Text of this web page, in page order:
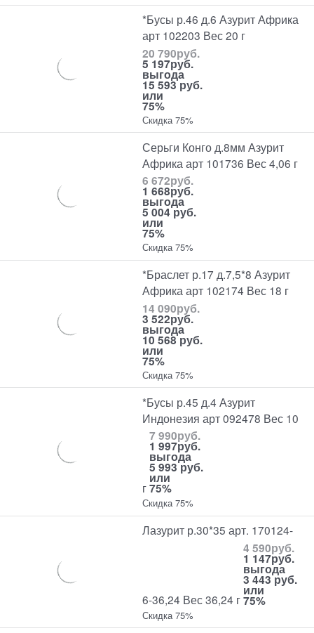
*Бусы р.46 д.6 Азурит Африка
арт 102203 Вес 20 г
20 790руб.
5 197руб.
выгода
15 593 руб.
или
75%
Скидка 75%
Серьги Конго д.8мм Азурит
Африка арт 101736 Вес 4,06 г
6 672руб.
1 668руб.
выгода
5 004 руб.
или
75%
Скидка 75%
*Браслет р.17 д.7,5*8 Азурит
Африка арт 102174 Вес 18 г
14 090руб.
3 522руб.
выгода
10 568 руб.
или
75%
Скидка 75%
*Бусы р.45 д.4 Азурит
Индонезия арт 092478 Вес 10
г
7 990руб.
1 997руб.
выгода
5 993 руб.
или
75%
Скидка 75%
Лазурит р.30*35 арт. 170124-
6-36,24 Вес 36,24 г
4 590руб.
1 147руб.
выгода
3 443 руб.
или
75%
Скидка 75%